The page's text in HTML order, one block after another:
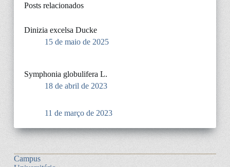
Posts relacionados
Dinizia excelsa Ducke
15 de maio de 2025
Symphonia globulifera L.
18 de abril de 2023
11 de março de 2023
Campus